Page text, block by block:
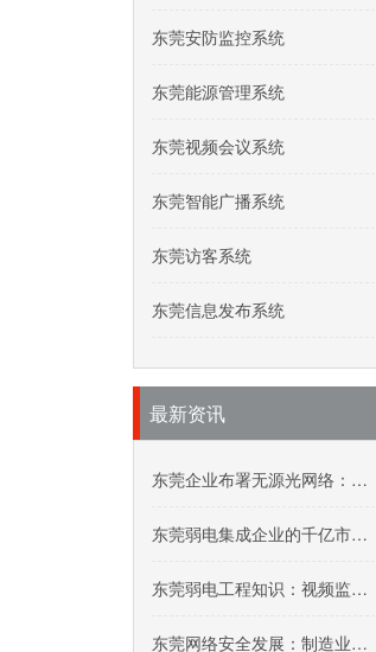
东莞安防监控系统
东莞能源管理系统
东莞视频会议系统
东莞智能广播系统
东莞访客系统
东莞信息发布系统
最新资讯
东莞企业布署无源光网络：五年投资回报率达192%
东莞弱电集成企业的千亿市场：核酸采样机器人
东莞弱电工程知识：视频监控在高温下要怎么保养？
东莞网络安全发展：制造业网络安全价值增加迅速